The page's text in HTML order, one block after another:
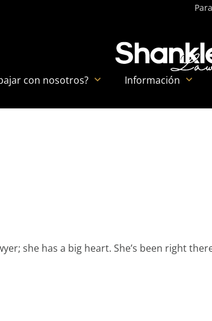
con nosotros? Información
she has a big heart. She’s been right